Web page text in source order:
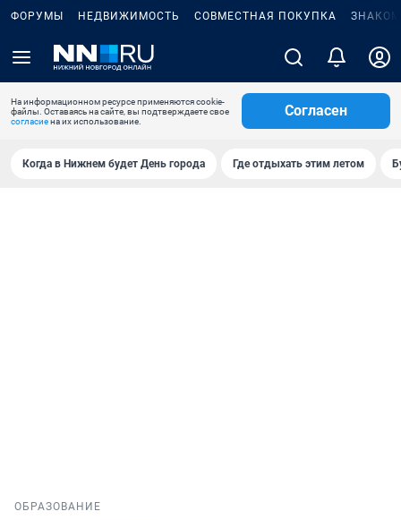
ФОРУМЫ НЕДВИЖИМОСТЬ СОВМЕСТНАЯ ПОКУПКА
На информационном ресурсе применяются cookie-
файлы. Оставаясь на сайте, вы подтверждаете свое
согласиена их использование.
Согласен
Когда в Нижнем будет День города Где отдыхать этим летом
ОБРАЗОВАНИЕ